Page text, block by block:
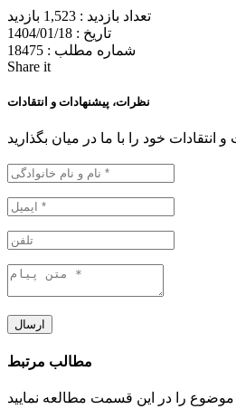
تعداد بازدید :
تاریخ : 1404/01/18
شماره مطلب : 18475
Share it
نظرات، پیشنهادات و انتقادات
ارسال
مطالب مرتبط